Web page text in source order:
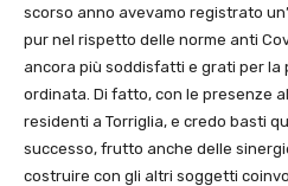
scorso anno avevamo registrato
pur nel rispetto delle norme anti
ancora più soddisfatti e grati per la
ordinata. Di fatto, con le presenze
residenti a Torriglia, e credo basti
successo, frutto anche delle
costruire con gli altri soggetti